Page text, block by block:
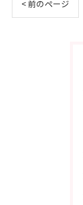
< 前のページ